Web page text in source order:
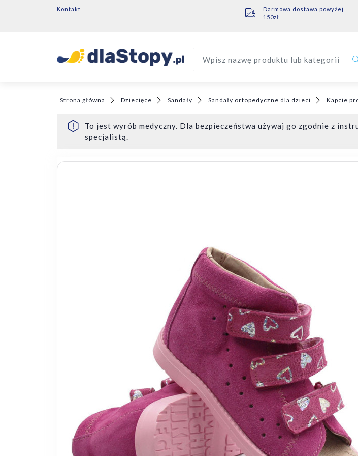
Kontakt
Darmowa dostawa powyżej
150zł
Wpisz nazwę produktu lub kategorii
Strona główna Dziecięce Sandały Sandały ortopedyczne dla dzieci Kapcie
To jest wyrób medyczny. Dla bezpieczeństwa używaj go zgodnie z
specjalistą.